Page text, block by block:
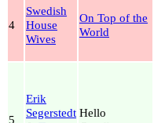
4
Swedish
House
Wives
On Top of the
World
5
Erik
Segerstedt Hello